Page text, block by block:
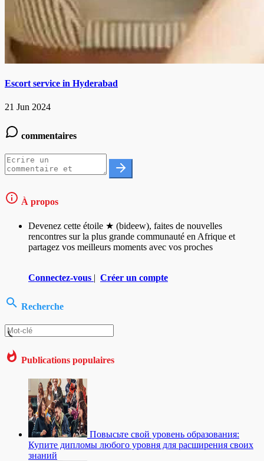
Escort service in Hyderabad
21 Jun 2024
commentaires
À propos
Devenez cette étoile ★ (bideew), faites de nouvelles
rencontres sur la plus grande communauté en Afrique et
partagez vos meilleurs moments avec vos proches
Connectez-vous | Créer un compte
Recherche
Publications populaires
Повысьте свой уровень образования:
Купите дипломы любого уровня для расширения своих
знаний